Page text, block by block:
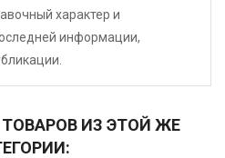
характер и
информации,
ИЗ ЭТОЙ ЖЕ